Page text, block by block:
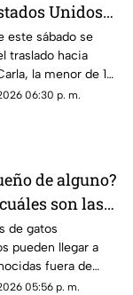
Unidos
que sufrió
en la
de gas LP en
este sábado se
traslado hacia
la menor de 15
gravemente
06:30 p. m.
de alguno?
son las
más raras
en
de gatos
pueden llegar a
fuera de
y
05:56 p. m.